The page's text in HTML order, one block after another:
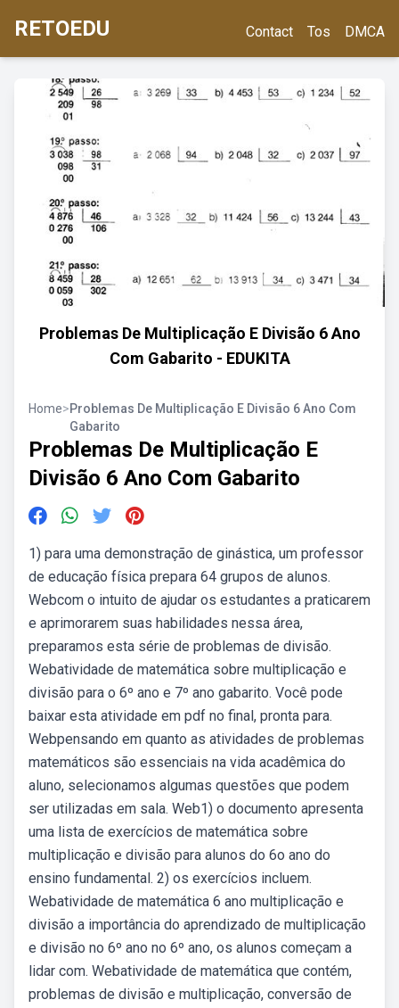
RETOEDU Contact Tos DMCA
Problemas De Multiplicação E Divisão 6 Ano
Com Gabarito - EDUKITA
Home>Problemas De Multiplicação E Divisão 6 Ano Com
Gabarito
Problemas De Multiplicação E
Divisão 6 Ano Com Gabarito
1) para uma demonstração de ginástica, um professor
de educação física prepara 64 grupos de alunos.
Webcom o intuito de ajudar os estudantes a praticarem
e aprimorarem suas habilidades nessa área,
preparamos esta série de problemas de divisão.
Webatividade de matemática sobre multiplicação e
divisão para o 6º ano e 7º ano gabarito. Você pode
baixar esta atividade em pdf no final, pronta para.
Webpensando em quanto as atividades de problemas
matemáticos são essenciais na vida acadêmica do
aluno, selecionamos algumas questões que podem
ser utilizadas em sala. Web1) o documento apresenta
uma lista de exercícios de matemática sobre
multiplicação e divisão para alunos do 6o ano do
ensino fundamental. 2) os exercícios incluem.
Webatividade de matemática 6 ano multiplicação e
divisão a importância do aprendizado de multiplicação
e divisão no 6º ano no 6º ano, os alunos começam a
lidar com. Webatividade de matemática que contém,
problemas de divisão e multiplicação, conversão de